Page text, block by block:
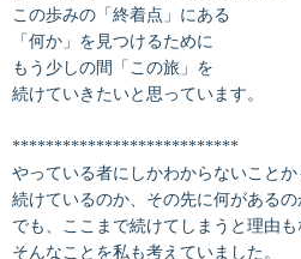
この歩みの「終着点」にある
「何か」を見つけるために
もう少しの間「この旅」を
続けていきたいと思っています。
***************************
やっている者にしかわからないこと
続けているのか、その先に何があるの
でも、ここまで続けてしまうと理由も
そんなことを私も考えていました。